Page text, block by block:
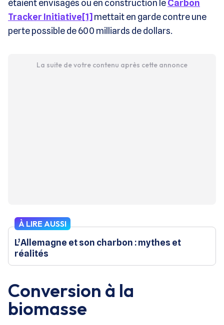
étaient envisagés ou en construction leCarbon
Tracker Initiative[1] mettait en garde contre une
perte possible de 600 milliards de dollars.
La suite de votre contenu après cette annonce
À LIRE AUSSI
L’Allemagne et son charbon : mythes et
réalités
Conversion à la
biomasse